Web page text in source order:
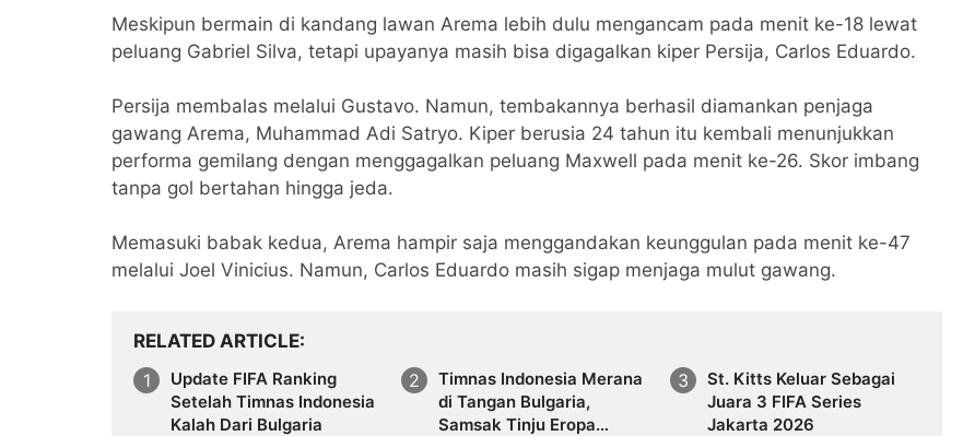
Meskipun bermain di kandang lawan Arema lebih dulu mengancam pada menit ke-18 lewat
peluang Gabriel Silva, tetapi upayanya masih bisa digagalkan kiper Persija, Carlos Eduardo.
Persija membalas melalui Gustavo. Namun, tembakannya berhasil diamankan penjaga
gawang Arema, Muhammad Adi Satryo. Kiper berusia 24 tahun itu kembali menunjukkan
performa gemilang dengan menggagalkan peluang Maxwell pada menit ke-26. Skor imbang
tanpa gol bertahan hingga jeda.
Memasuki babak kedua, Arema hampir saja menggandakan keunggulan pada menit ke-47
melalui Joel Vinicius. Namun, Carlos Eduardo masih sigap menjaga mulut gawang.
RELATED ARTICLE
Update FIFA Ranking
Setelah Timnas Indonesia
Kalah Dari Bulgaria
Timnas Indonesia Merana
di Tangan Bulgaria,
Samsak Tinju Eropa
St. Kitts Keluar Sebagai
Juara 3 FIFA Series
Jakarta 2026